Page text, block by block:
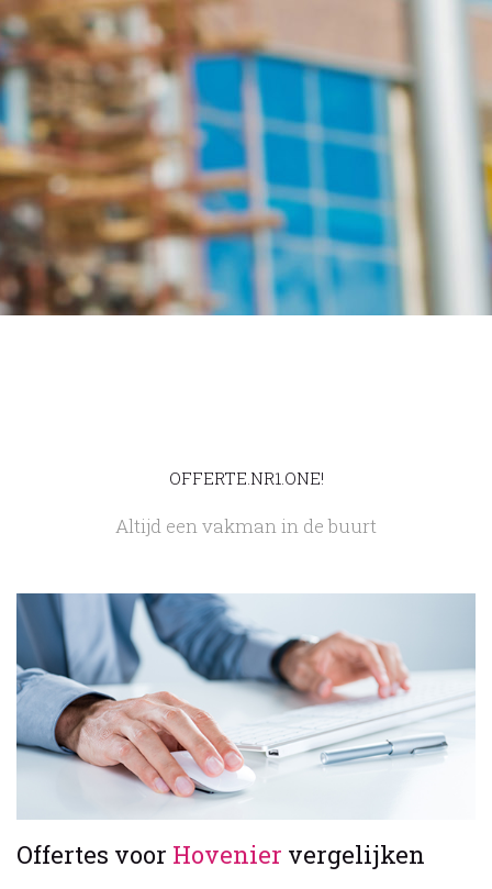
OFFERTE.NR1.ONE!
Altijd een vakman in de buurt
Offertes voor Hovenier vergelijken